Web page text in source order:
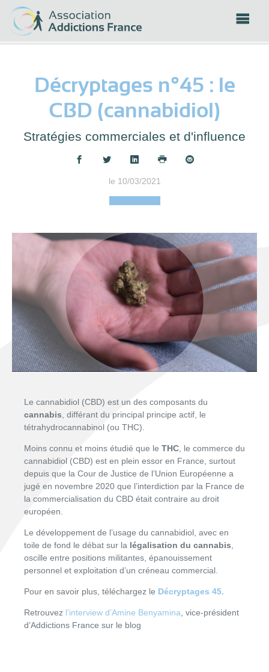
Décryptages n°45 : le
CBD (cannabidiol)
Stratégies commerciales et d'influence
Partager :
le 10/03/2021
Le cannabidiol (CBD) est un des composants du
cannabis , différant du principal principe actif, le
tétrahydrocannabinol (ou THC).
Moins connu et moins étudié que le THC , le commerce du
cannabidiol (CBD) est en plein essor en France, surtout
depuis que la Cour de Justice de l’Union Européenne a
jugé en novembre 2020 que l’interdiction par la France de
la commercialisation du CBD était contraire au droit
européen.
Le développement de l’usage du cannabidiol, avec en
toile de fond le débat sur la légalisation du cannabis
oscille entre positions militantes, épanouissement
personnel et exploitation d’un créneau commercial.
Pour en savoir plus, téléchargez le Décryptages 45.
Retrouvez l’interview d’Amine Benyamina , vice-président
d’Addictions France sur le blog
Panneau de gestion des cookies